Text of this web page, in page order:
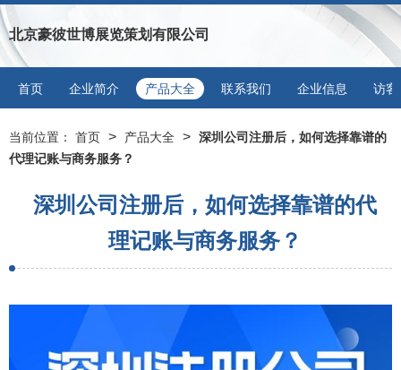
北京豪彼世博展览策划有限公司
首页 企业简介 产品大全 联系我们 企业信息 访客
当前位置： 首页 > 产品大全 > 深圳公司注册后，如何选择靠谱的
代理记账与商务服务？
深圳公司注册后，如何选择靠谱的代
理记账与商务服务？